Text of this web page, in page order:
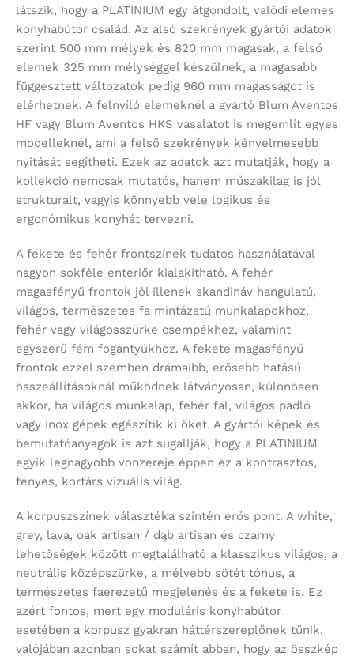
látszik, hogy a PLATINIUM egy átgondolt, valódi elemes
konyhabútor család. Az alsó szekrények gyártói adatok
szerint 500 mm mélyek és 820 mm magasak, a felső
elemek 325 mm mélységgel készülnek, a magasabb
függesztett változatok pedig 960 mm magasságot is
elérhetnek. A felnyíló elemeknél a gyártó Blum Aventos
HF vagy Blum Aventos HKS vasalatot is megemlít egyes
modelleknél, ami a felső szekrények kényelmesebb
nyitását segítheti. Ezek az adatok azt mutatják, hogy a
kollekció nemcsak mutatós, hanem műszakilag is jól
strukturált, vagyis könnyebb vele logikus és
ergonómikus konyhát tervezni.
A fekete és fehér frontszínek tudatos használatával
nagyon sokféle enteriőr kialakítható. A fehér
magasfényű frontok jól illenek skandináv hangulatú,
világos, természetes fa mintázatú munkalapokhoz,
fehér vagy világosszürke csempékhez, valamint
egyszerű fém fogantyúkhoz. A fekete magasfényű
frontok ezzel szemben drámaibb, erősebb hatású
összeállításoknál működnek látványosan, különösen
akkor, ha világos munkalap, fehér fal, világos padló
vagy inox gépek egészítik ki őket. A gyártói képek és
bemutatóanyagok is azt sugallják, hogy a PLATINIUM
egyik legnagyobb vonzereje éppen ez a kontrasztos,
fényes, kortárs vizuális világ.
A korpuszszínek választéka szintén erős pont. A white,
grey, lava, oak artisan / dąb artisan és czarny
lehetőségek között megtalálható a klasszikus világos, a
neutrális középszürke, a mélyebb sötét tónus, a
természetes faerezetű megjelenés és a fekete is. Ez
azért fontos, mert egy moduláris konyhabútor
esetében a korpusz gyakran háttérszereplőnek tűnik,
valójában azonban sokat számít abban, hogy az összkép